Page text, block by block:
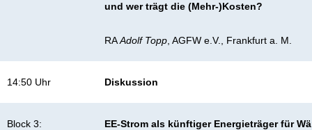
und wer trägt die (Mehr-)Kosten?
RAAdolf Topp , AGFW e.V., Frankfurt a. M.
14:50 Uhr Diskussion
Block 3:
EE-Strom als künftiger Energieträger für